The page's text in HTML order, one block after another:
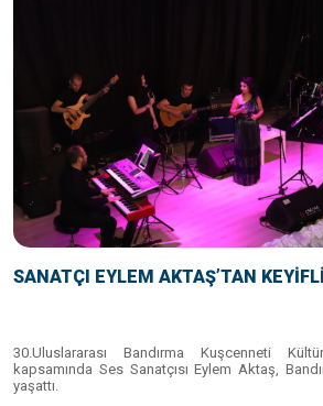
SANATÇI EYLEM AKTAŞ’TAN
30.Uluslararası Bandırma Kuşcenneti
kapsamında Ses Sanatçısı Eylem Aktaş,
yaşattı.